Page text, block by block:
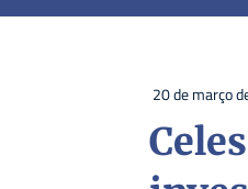
20 de março